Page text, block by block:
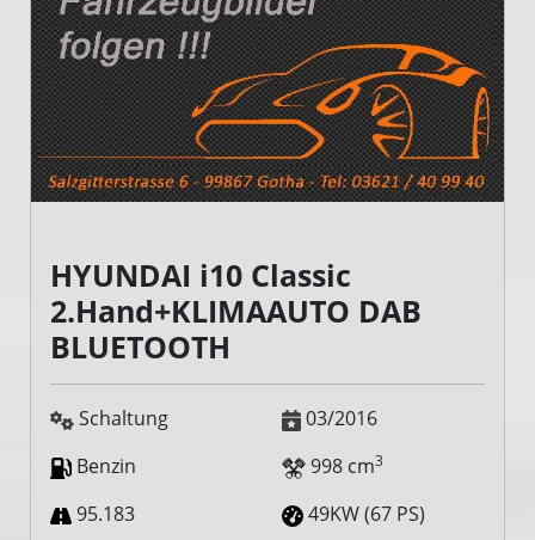
HYUNDAI i10 Classic
2.Hand+KLIMAAUTO DAB
BLUETOOTH
Schaltung
03/2016
Benzin
998 cm3
95.183 49KW (67 PS)